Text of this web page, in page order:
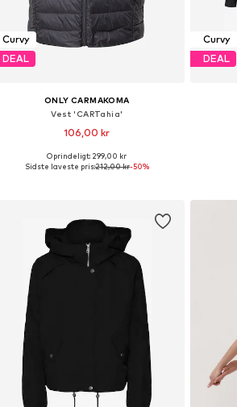
Curvy
DEAL
ONLY CARMAKOMA
Vest 'CARTahia'
106,00 kr
Tilgængelige størrelser: XL-XXL, XXXL-4XL
Oprindeligt: 299,00 kr
Sidste laveste pris:212,00 kr-50%
Curvy
DEAL